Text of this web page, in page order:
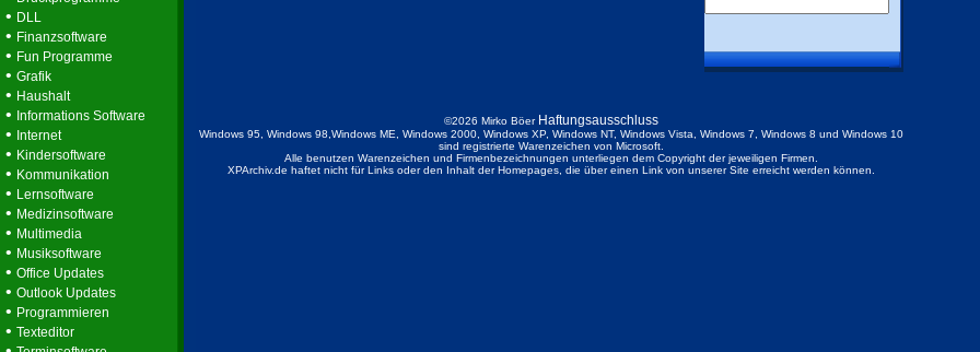
• DLL
• Finanzsoftware
• Fun Programme
• Grafik
• Haushalt
• Informations Software
• Internet
• Kindersoftware
• Kommunikation
• Lernsoftware
• Medizinsoftware
• Multimedia
• Musiksoftware
• Office Updates
• Outlook Updates
• Programmieren
• Texteditor
©2026 Mirko Böer Haftungsausschluss
Windows 95, Windows 98,Windows ME, Windows 2000, Windows XP, Windows NT, Windows Vista, Windows 7, Windows 8 und Windows 10
sind registrierte Warenzeichen von Microsoft.
Alle benutzen Warenzeichen und Firmenbezeichnungen unterliegen dem Copyright der jeweiligen Firmen.
XPArchiv.de haftet nicht für Links oder den Inhalt der Homepages, die über einen Link von unserer Site erreicht werden können.